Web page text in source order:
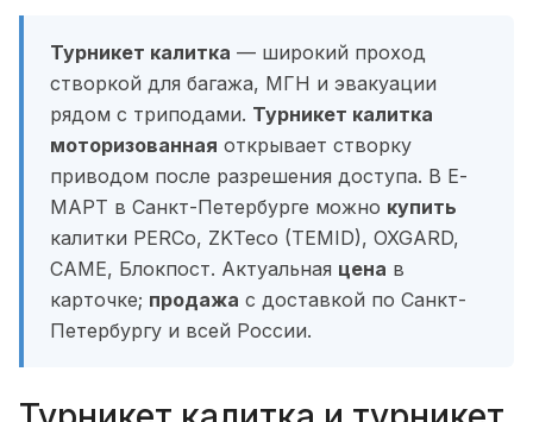
Турникет калитка — широкий проход
створкой для багажа, МГН и эвакуации
рядом с триподами. Турникет калитка
моторизованная открывает створку
приводом после разрешения доступа. В Е-
МАРТ в Санкт-Петербурге можно купить
калитки PERCo, ZKTeco (TEMID), OXGARD,
CAME, Блокпост. Актуальная цена в
карточке; продажа с доставкой по Санкт-
Петербургу и всей России.